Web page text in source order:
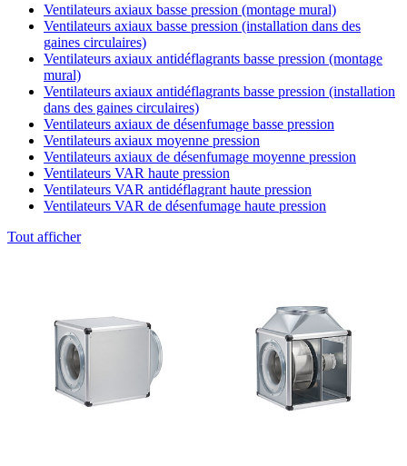
Ventilateurs axiaux basse pression (montage mural)
Ventilateurs axiaux basse pression (installation dans des
gaines circulaires)
Ventilateurs axiaux antidéflagrants basse pression (montage
mural)
Ventilateurs axiaux antidéflagrants basse pression (installation
dans des gaines circulaires)
Ventilateurs axiaux de désenfumage basse pression
Ventilateurs axiaux moyenne pression
Ventilateurs axiaux de désenfumage moyenne pression
Ventilateurs VAR haute pression
Ventilateurs VAR antidéflagrant haute pression
Ventilateurs VAR de désenfumage haute pression
Tout afficher